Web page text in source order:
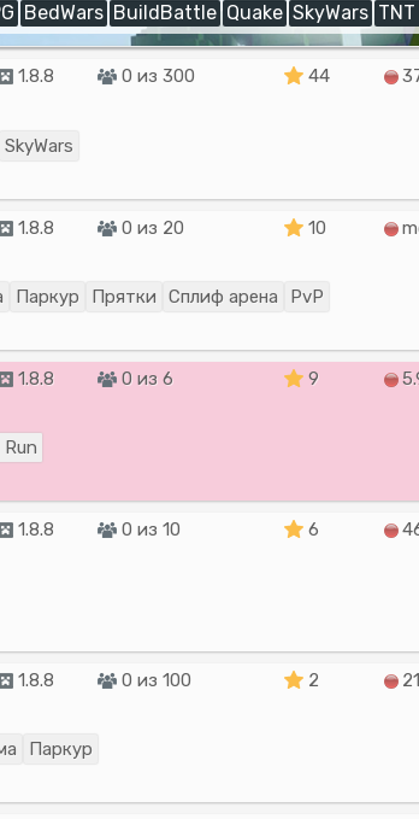
BedWars BuildBattle Quake SkyWars
1.8.8 0 из 300 44
SkyWars
1.8.8 0 из 20 10
Паркур Прятки Сплиф арена PvP
1.8.8 0 из 6 9
Run
1.8.8 0 из 10 6
1.8.8 0 из 100 2
Паркур